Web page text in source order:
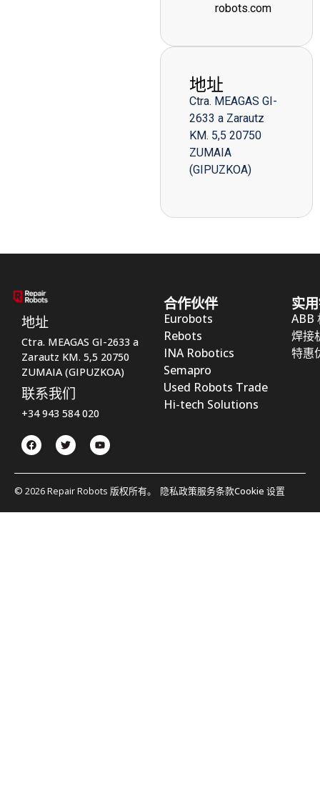
robots.com
地址
Ctra. MEAGAS GI-
2633 a Zarautz
KM. 5,5 20750
ZUMAIA
(GIPUZKOA)
地址
Ctra. MEAGAS GI-2633 a
Zarautz KM. 5,5 20750
ZUMAIA (GIPUZKOA)
联系我们
+34 943 584 020
合作伙伴
Eurobots
Rebots
INA Robotics
Semapro
Used Robots Trade
Hi-tech Solutions
实
ABB
焊接
特惠
© 2026 Repair Robots 版权所有。 隐私政策服务条款Cookie 设置